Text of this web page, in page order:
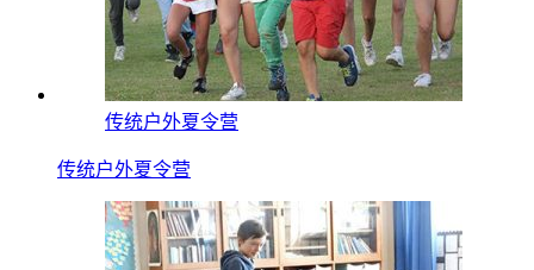
传统户外夏令营
传统户外夏令营